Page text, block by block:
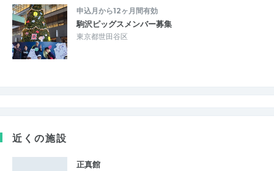
申込月から12ヶ月間有効
駒沢ピッグスメンバー募集
東京都世田谷区
近くの施設
正真館